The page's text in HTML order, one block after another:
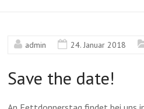
admin 24. Januar 2018
Save the date!